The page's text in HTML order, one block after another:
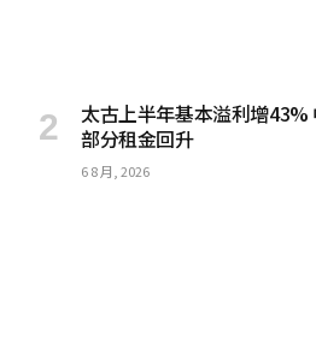
太古上半年基本溢利增
部分租金回升
6 8 月, 2026